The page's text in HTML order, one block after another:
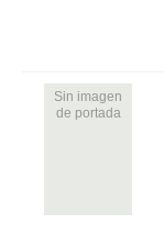
Sin imagen
de portada